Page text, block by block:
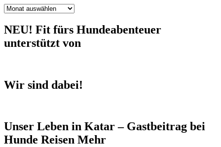
Archiv
NEU! Fit fürs Hundeabenteuer
unterstützt von
Wir sind dabei!
Unser Leben in Katar – Gastbeitrag bei
Hunde Reisen Mehr